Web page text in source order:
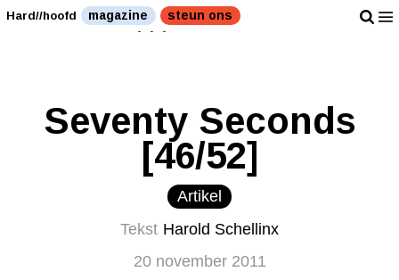
"Nederland heeft dij-ij-ijken van kunstenaars!"" />
"Nederland heeft dij-ij-ijken van kunstenaars!"" />
Hard//hoofd magazine steun ons
Seventy Seconds
[46/52]
Artikel
Tekst Harold Schellinx
20 november 2011